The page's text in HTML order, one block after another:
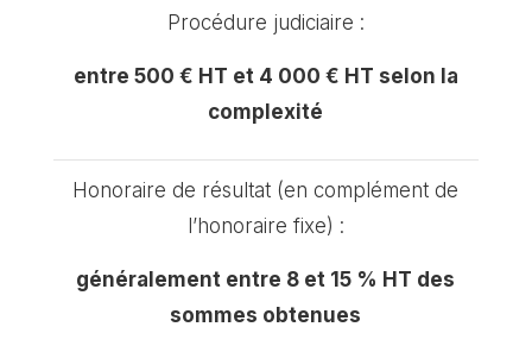
Procédure judiciaire :
entre 500 € HT et 4 000 € HT selon la
complexité
Honoraire de résultat (en complément de
l’honoraire fixe) :
généralement entre 8 et 15 % HT des
sommes obtenues